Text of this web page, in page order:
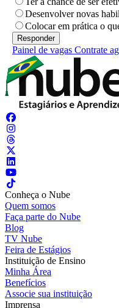
Desenvolver novas
Colocar em prática o
Painel de vagas Contrate
Conheça o Nube
Quem somos
Faça parte do Nube
Blog
TV Nube
Feira de Estágios
Instituição de Ensino
Minha Área
Benefícios
Associe sua instituição
Imprensa